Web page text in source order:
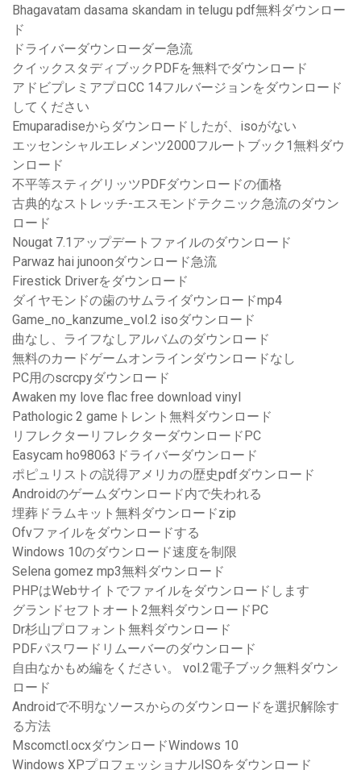
Bhagavatam dasama skandam in telugu pdf無料ダウンロー
ド
ドライバーダウンローダー急流
クイックスタディブックPDFを無料でダウンロード
アドビプレミアプロCC 14フルバージョンをダウンロード
してください
Emuparadiseからダウンロードしたが、isoがない
エッセンシャルエレメンツ2000フルートブック1無料ダウ
ンロード
不平等スティグリッツPDFダウンロードの価格
古典的なストレッチ-エスモンドテクニック急流のダウン
ロード
Nougat 7.1アップデートファイルのダウンロード
Parwaz hai junoonダウンロード急流
Firestick Driverをダウンロード
ダイヤモンドの歯のサムライダウンロードmp4
Game_no_kanzume_vol.2 isoダウンロード
曲なし、ライフなしアルバムのダウンロード
無料のカードゲームオンラインダウンロードなし
PC用のscrcpyダウンロード
Awaken my love flac free download vinyl
Pathologic 2 gameトレント無料ダウンロード
リフレクターリフレクターダウンロードPC
Easycam ho98063ドライバーダウンロード
ポピュリストの説得アメリカの歴史pdfダウンロード
Androidのゲームダウンロード内で失われる
埋葬ドラムキット無料ダウンロードzip
Ofvファイルをダウンロードする
Windows 10のダウンロード速度を制限
Selena gomez mp3無料ダウンロード
PHPはWebサイトでファイルをダウンロードします
グランドセフトオート2無料ダウンロードPC
Dr杉山プロフォント無料ダウンロード
PDFパスワードリムーバーのダウンロード
自由なかもめ編をください。 vol.2電子ブック無料ダウン
ロード
Androidで不明なソースからのダウンロードを選択解除す
る方法
Mscomctl.ocxダウンロードWindows 10
Windows XPプロフェッショナルISOをダウンロード